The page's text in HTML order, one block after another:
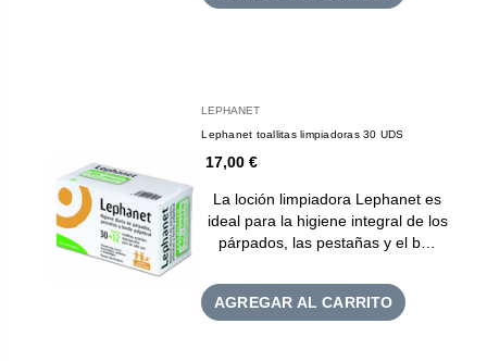
LEPHANET
Lephanet toallitas limpiadoras 30 UDS
17,00 €
La loción limpiadora Lephanet es
ideal para la higiene integral de los
párpados, las pestañas y el b…
AGREGAR AL CARRITO